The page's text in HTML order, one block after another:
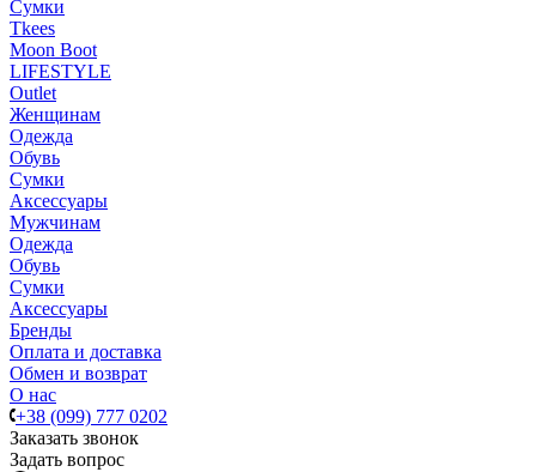
Сумки
Tkees
Moon Boot
LIFESTYLE
Outlet
Женщинам
Одежда
Обувь
Сумки
Аксессуары
Мужчинам
Одежда
Обувь
Сумки
Аксессуары
Бренды
Оплата и доставка
Обмен и возврат
О нас
+38 (099) 777 0202
Заказать звонок
Задать вопрос